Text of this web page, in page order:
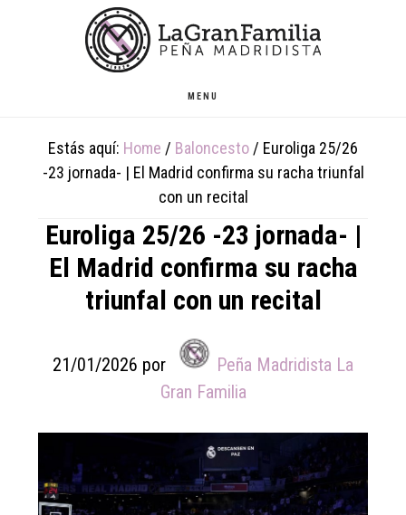
MENU
Estás aquí: Home / Baloncesto / Euroliga 25/26
-23 jornada- | El Madrid confirma su racha triunfal
con un recital
Euroliga 25/26 -23 jornada- |
El Madrid confirma su racha
triunfal con un recital
21/01/2026 por
Peña Madridista La
Gran Familia